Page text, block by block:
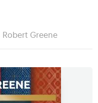
Robert Greene